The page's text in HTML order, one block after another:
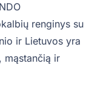
renginys su
ir Lietuvos yra
mąstančią ir